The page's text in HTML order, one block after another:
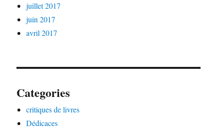
juillet 2017
juin 2017
avril 2017
Categories
critiques de livres
Dédicaces